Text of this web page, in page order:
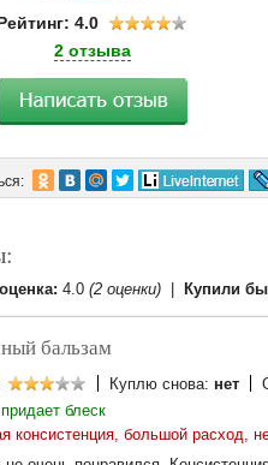
4.0
2 отзыва
4.0 (2 оценки) Купили
бальзам
Куплю снова: нет
блеск
консистенция, большой расход,